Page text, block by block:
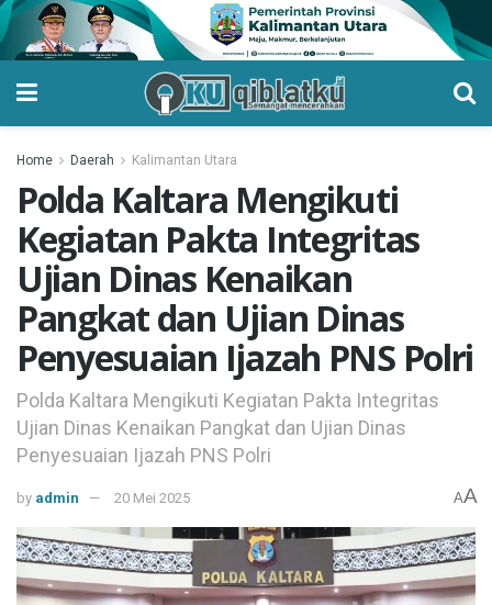
Home Daerah Kalimantan Utara
Polda Kaltara Mengikuti
Kegiatan Pakta Integritas
Ujian Dinas Kenaikan
Pangkat dan Ujian Dinas
Penyesuaian Ijazah PNS Polri
Polda Kaltara Mengikuti Kegiatan Pakta Integritas
Ujian Dinas Kenaikan Pangkat dan Ujian Dinas
Penyesuaian Ijazah PNS Polri
by admin 20 Mei 2025 AA